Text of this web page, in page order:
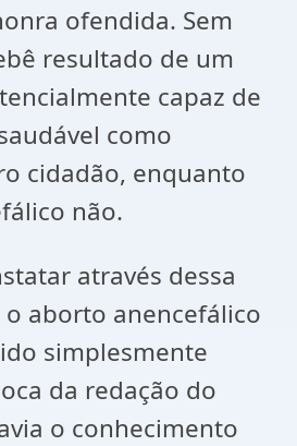
ofendida. Sem
resultado de um
capaz de
como
cidadão, enquanto
não.
através dessa
aborto anencefálico
simplesmente
da redação do
o conhecimento